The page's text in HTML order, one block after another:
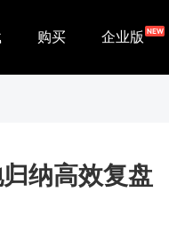
购买 企业版
纳高效复盘